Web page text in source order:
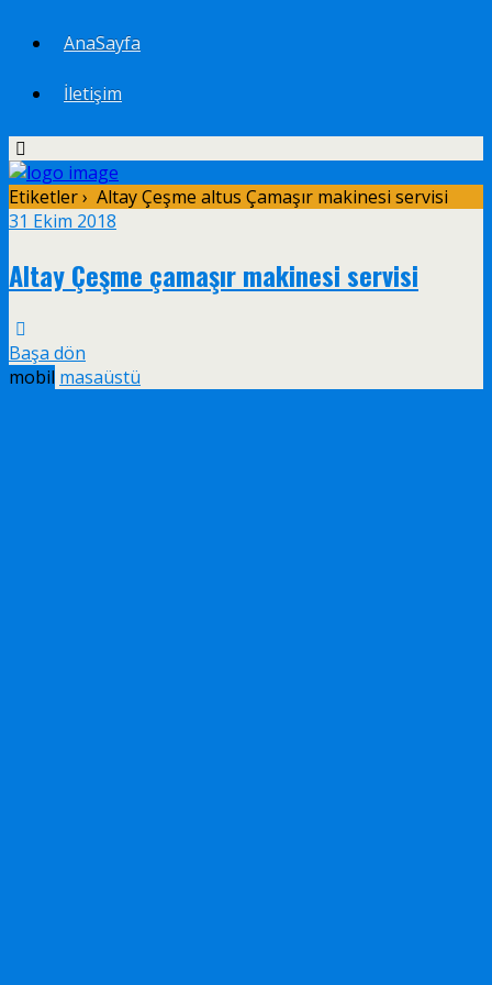
AnaSayfa
İletişim
Etiketler › Altay Çeşme altus Çamaşır makinesi servisi
31 Ekim 2018
Altay Çeşme çamaşır makinesi servisi
Başa dön
mobil masaüstü